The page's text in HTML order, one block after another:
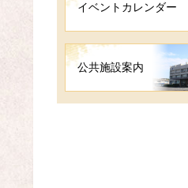
イベントカレンダー
公共施設案内